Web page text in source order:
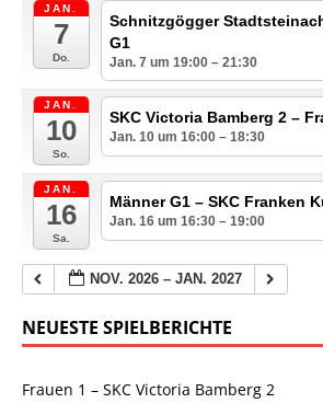
JAN.
7
Do.
Schnitzgögger
G1
Jan. 7 um 19:00 – 21:30
JAN.
10
So.
SKC Victoria Bamberg 2 –
Jan. 10 um 16:00 – 18:30
JAN.
16
Sa.
Männer G1 – SKC Franken
Jan. 16 um 16:30 – 19:00
NOV. 2026 – JAN. 2027
NEUESTE SPIELBERICHTE
Frauen 1 – SKC Victoria Bamberg 2